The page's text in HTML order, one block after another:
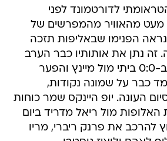
לדורטמונד לפני
מעט מהאוויר מהמפרשים של
הפנימו שבאליפות תזכה
זה נתן את אותותיו כבר הערב
כשהקבוצה סיימה ב-0:0 ביתי מול מיינץ והפער
כבר על שמונה נקודות,
העונה. יופ היינקס שמר כוחות
מול ריאל מדריד ביום
להרכב את פרנק ריברי, מריו